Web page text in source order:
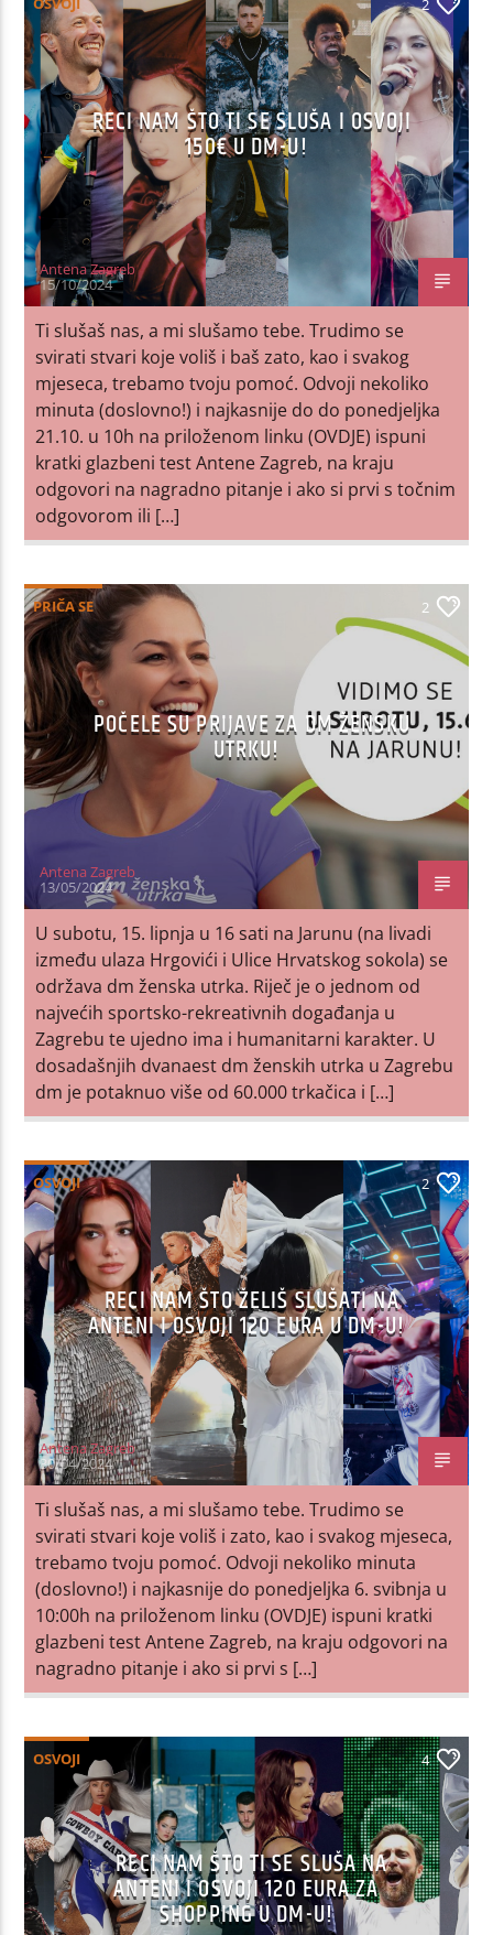
2
RECI NAM ŠTO TI SE SLUŠA I OSVOJI
150€ U DM-U!
Antena Zagreb
15/10/2024
Ti slušaš nas, a mi slušamo tebe. Trudimo se
svirati stvari koje voliš i baš zato, kao i svakog
mjeseca, trebamo tvoju pomoć. Odvoji nekoliko
minuta (doslovno!) i najkasnije do do ponedjeljka
21.10. u 10h na priloženom linku (OVDJE) ispuni
kratki glazbeni test Antene Zagreb, na kraju
odgovori na nagradno pitanje i ako si prvi s točnim
odgovorom ili […]
PRIČA SE 2
POČELE SU PRIJAVE ZA DM ŽENSKU
UTRKU!
Antena Zagreb
13/05/2024
U subotu, 15. lipnja u 16 sati na Jarunu (na livadi
između ulaza Hrgovići i Ulice Hrvatskog sokola) se
održava dm ženska utrka. Riječ je o jednom od
najvećih sportsko-rekreativnih događanja u
Zagrebu te ujedno ima i humanitarni karakter. U
dosadašnjih dvanaest dm ženskih utrka u Zagrebu
dm je potaknuo više od 60.000 trkačica i […]
OSVOJI 2
RECI NAM ŠTO ŽELIŠ SLUŠATI NA
ANTENI I OSVOJI 120 EURA U DM-U!
Antena Zagreb
30/04/2024
Ti slušaš nas, a mi slušamo tebe. Trudimo se
svirati stvari koje voliš i zato, kao i svakog mjeseca,
trebamo tvoju pomoć. Odvoji nekoliko minuta
(doslovno!) i najkasnije do ponedjeljka 6. svibnja u
10:00h na priloženom linku (OVDJE) ispuni kratki
glazbeni test Antene Zagreb, na kraju odgovori na
nagradno pitanje i ako si prvi s […]
OSVOJI 4
RECI NAM ŠTO TI SE SLUŠA NA
ANTENI I OSVOJI 120 EURA ZA
SHOPPING U DM-U!